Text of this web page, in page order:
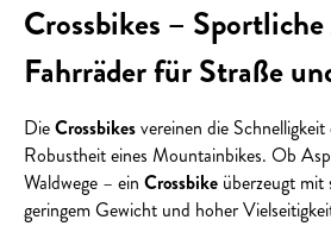
Crossbikes –
Fahrräder für Straße
DieCrossbikesvereinen die
Robustheit eines Mountainbikes. Ob
Waldwege – ein Crossbike überzeugt
geringem Gewicht und hoher